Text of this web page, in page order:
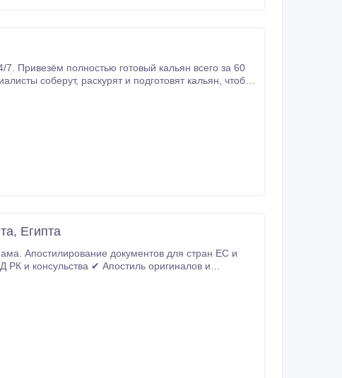
Привезём полностью готовый кальян всего за 60
Египта